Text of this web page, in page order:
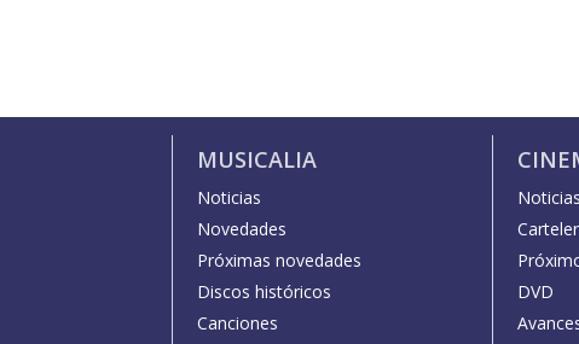
MUSICALIA
Noticias
Novedades
Próximas novedades
Discos históricos
Canciones
Noticias
DVD